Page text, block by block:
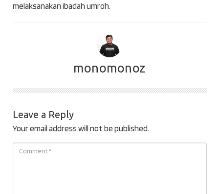
melaksanakan ibadah umroh.
monomonoz
Leave a Reply
Your email address will not be published.